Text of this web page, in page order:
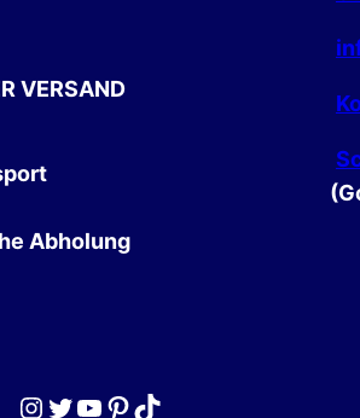
VERSAND
Abholung
Instagram
Twitter
YouTube
Pinterest
TikTok